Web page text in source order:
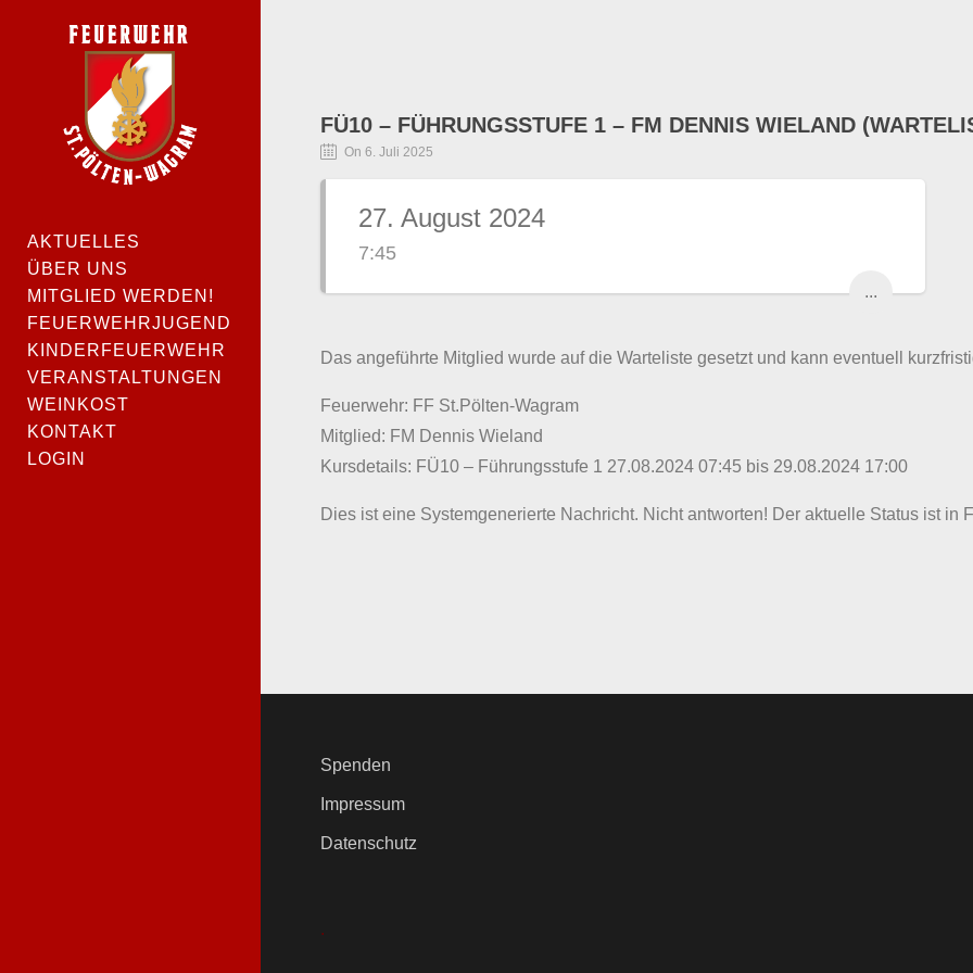
AKTUELLES
ÜBER UNS
MITGLIED WERDEN!
FEUERWEHRJUGEND
KINDERFEUERWEHR
VERANSTALTUNGEN
WEINKOST
KONTAKT
LOGIN
FÜ10 – FÜHRUNGSSTUFE 1 – FM DENNIS WIELAND
On 6. Juli 2025
27. August 2024
7:45
...
Das angeführte Mitglied wurde auf die Warteliste gesetzt und kann eventuell
Feuerwehr: FF St.Pölten-Wagram
Mitglied: FM Dennis Wieland
Kursdetails: FÜ10 – Führungsstufe 1 27.08.2024 07:45 bis 29.08.2024 17:00
Dies ist eine Systemgenerierte Nachricht. Nicht antworten! Der aktuelle Status ist in
Spenden
Impressum
Datenschutz
.